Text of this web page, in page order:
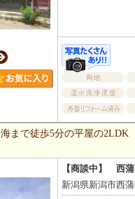
海まで徒歩5分の平屋の2LDK
【商談中】 西
新潟県新潟市西